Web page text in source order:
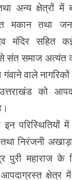
अन्य क्षेत्रों
मकान तथा
मंदिर सहित
से संत समाज अत्यंत
वाले
को
इन परिस्थितियों
तथा निरंजनी
पुरी महाराज के
आपदाग्रस्त क्षेत्र